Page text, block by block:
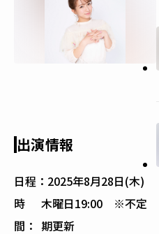
出演情報
日程： 2025年8月28日(木)
時
間：
木曜日19:00 ※不定
期更新